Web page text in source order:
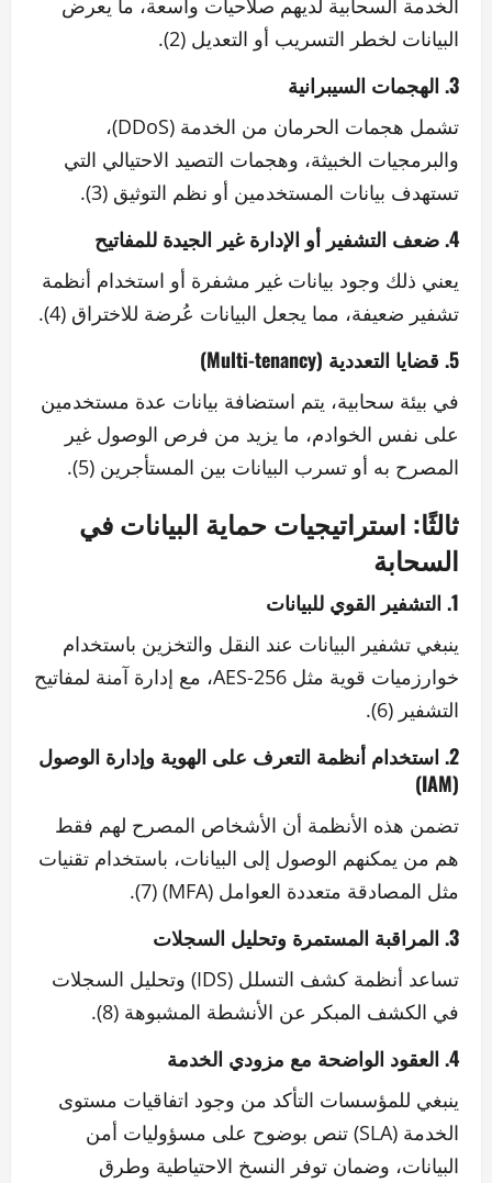
البيانات لخطر التسريب أو التعديل (2).
3. الهجمات السيبرانية
تشمل هجمات الحرمان من الخدمة (DDoS)،
والبرمجيات الخبيثة، وهجمات التصيد الاحتيالي التي
تستهدف بيانات المستخدمين أو نظم التوثيق (3).
4. ضعف التشفير أو الإدارة غير الجيدة للمفاتيح
يعني ذلك وجود بيانات غير مشفرة أو استخدام أنظمة
تشفير ضعيفة، مما يجعل البيانات عُرضة للاختراق (4).
5. قضايا التعددية (Multi-tenancy)
في بيئة سحابية، يتم استضافة بيانات عدة مستخدمين
على نفس الخوادم، ما يزيد من فرص الوصول غير
المصرح به أو تسرب البيانات بين المستأجرين (5).
ثالثًا: استراتيجيات حماية البيانات في
السحابة
1. التشفير القوي للبيانات
ينبغي تشفير البيانات عند النقل والتخزين باستخدام
خوارزميات قوية مثل AES-256، مع إدارة آمنة لمفاتيح
التشفير (6).
2. استخدام أنظمة التعرف على الهوية وإدارة الوصول
(IAM)
تضمن هذه الأنظمة أن الأشخاص المصرح لهم فقط
هم من يمكنهم الوصول إلى البيانات، باستخدام تقنيات
مثل المصادقة متعددة العوامل (MFA) (7).
3. المراقبة المستمرة وتحليل السجلات
تساعد أنظمة كشف التسلل (IDS) وتحليل السجلات
في الكشف المبكر عن الأنشطة المشبوهة (8).
4. العقود الواضحة مع مزودي الخدمة
ينبغي للمؤسسات التأكد من وجود اتفاقيات مستوى
الخدمة (SLA) تنص بوضوح على مسؤوليات أمن
البيانات، وضمان توفر النسخ الاحتياطية وطرق